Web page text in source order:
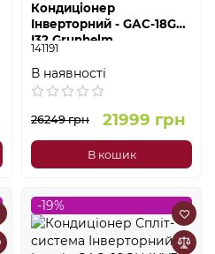
Кондиціонер
Інверторний - GАС-18GН-
І32 Grunhelm
141191
В наявності
26249 грн 21999 грн
В кошик
-19%